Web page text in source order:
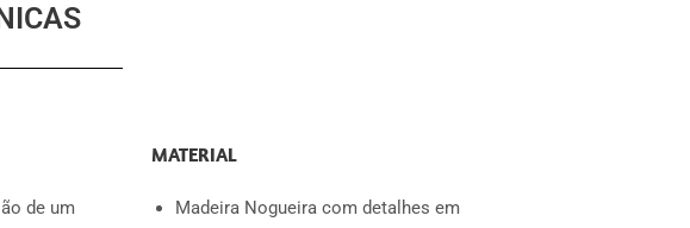
de um
MATERIAL
Madeira Nogueira com detalhes em